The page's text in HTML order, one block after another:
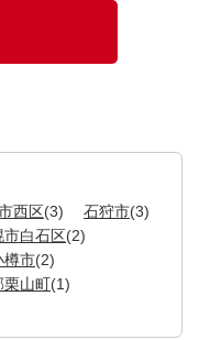
西区(3) 石狩市(3)
市白石区(2)
樽市(2)
栗山町(1)